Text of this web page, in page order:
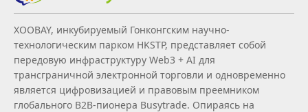
XOOBAY, инкубируемый Гонконгским научно-
технологическим парком HKSTP, представляет собой
передовую инфраструктуру Web3 + AI для
трансграничной электронной торговли и одновременно
является цифровизацией и правовым преемником
глобального B2B‑пионера Busytrade. Опираясь на